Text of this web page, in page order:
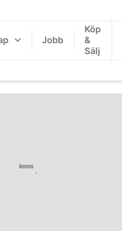
Jobb
Köp
&
Sälj
Annons